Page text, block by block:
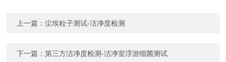
上一篇：尘埃粒子测试-洁净度检测
下一篇：第三方洁净度检测-洁净室浮游细菌测试